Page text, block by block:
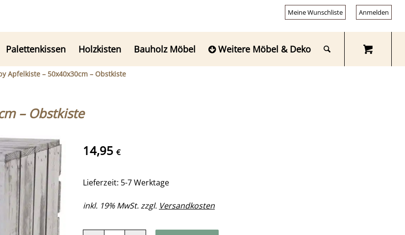
Meine Wunschliste Anmelden
Palettenkissen Holzkisten Bauholz Möbel Weitere Möbel & Deko
Apfelkiste – 50x40x30cm – Obstkiste
– Obstkiste
14,95 €
Lieferzeit: 5-7 Werktage
inkl. 19% MwSt. zzgl. Versandkosten